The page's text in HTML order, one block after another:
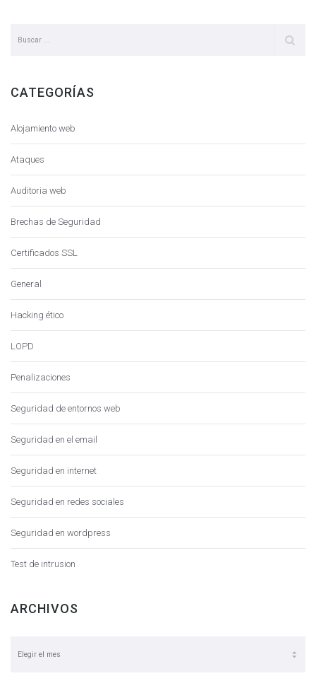
CATEGORÍAS
Alojamiento web
Ataques
Auditoria web
Brechas de Seguridad
Certificados SSL
General
Hacking ético
LOPD
Penalizaciones
Seguridad de entornos web
Seguridad en el email
Seguridad en internet
Seguridad en redes sociales
Seguridad en wordpress
Test de intrusion
ARCHIVOS